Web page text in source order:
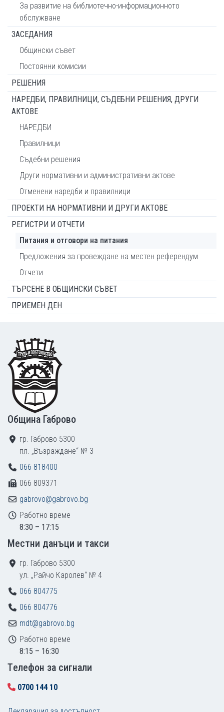
За развитие на библиотечно-информационното
обслужване
ЗАСЕДАНИЯ
Общински съвет
Постоянни комисии
РЕШЕНИЯ
НАРЕДБИ, ПРАВИЛНИЦИ, СЪДЕБНИ РЕШЕНИЯ, ДРУГИ
АКТОВЕ
НАРЕДБИ
Правилници
Съдебни решения
Други нормативни и административни актове
Отменени наредби и правилници
ПРОЕКТИ НА НОРМАТИВНИ И ДРУГИ АКТОВЕ
РЕГИСТРИ И ОТЧЕТИ
Питания и отговори на питания
Предложения за провеждане на местен референдум
Отчети
ТЪРСЕНЕ В ОБЩИНСКИ СЪВЕТ
ПРИЕМЕН ДЕН
Footer
Община Габрово
гр. Габрово 5300
пл. „Възраждане“ № 3
066 818400
066 809371
gabrovo@gabrovo.bg
Работно време
8:30 – 17:15
Местни данъци и такси
гр. Габрово 5300
ул. „Райчо Каролев“ № 4
066 804775
066 804776
mdt@gabrovo.bg
Работно време
8:15 – 16:30
Tелефон за сигнали
0700 144 10